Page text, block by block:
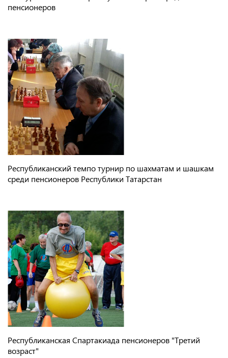
пенсионеров
Республиканский темпо турнир по шахматам и шашкам
среди пенсионеров Республики Татарстан
Республиканская Спартакиада пенсионеров "Третий
возраст"